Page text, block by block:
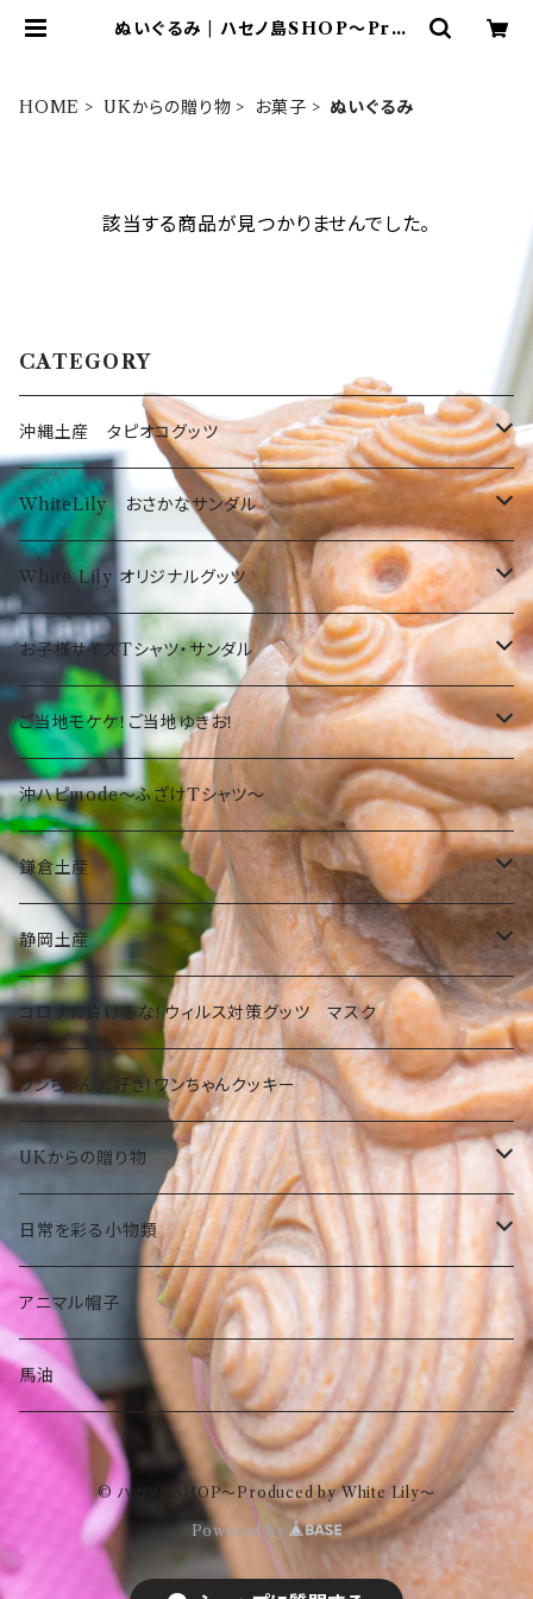
ぬいぐるみ | ハセノ島SHOP～Prod
HOME UKからの贈り物 お菓子 ぬいぐるみ
該当する商品が見つかりませんでした。
CATEGORY
沖縄土産 タピオコグッツ
沖縄限定Tシャツ
弊社オリジナルTシャツ
オリオンTシャツ
沖縄限定Tシャツ
お菓子・食品
お菓子
食品・飲料
沖縄の守り神！シーサー☆
沖縄限定☆ゆきお
沖縄限定小物類
タオル
カバン
その他
琉球ガラス
オリオンビールグッツ
Tシャツ
タオル
カバン
その他
WhiteLily おさかなサンダル
お魚サンダル
White Lily オリジナルグッツ
Tシャツ
沖縄
鎌倉
ふざけTシャツ
その他
小物
お子様サイズTシャツ・サンダル
サンダル
Tシャツ
ご当地モケケ！ご当地ゆきお！
東京
神奈川
静岡
部活
期間限定
沖縄限定 ゆきお
部活ゆきお
お守りゆきお
水族館もけけ
沖ハピmode～ふざけTシャツ～
鎌倉土産
お菓子・食品
洋菓子
和菓子
その他食品
Tシャツ
大仏グッツ
静岡土産
お菓子・食品
洋菓子
和菓子
プリザーブドフラワー
名画、絵画アート小物
傘
トートバック
ストール
眼鏡ケース
エコクーラーバック
コロナに負けるな！ウィルス対策グッツ マスク
ワンちゃん大好き！ワンちゃんクッキー
UKからの贈り物
お菓子
食品
ぬいぐるみ
ピーターラビット
タオル
名画、絵画小物
トートバック
ストール
日常を彩る小物類
マグネット
フラワーベース（花瓶）
スキンケア
ハンドクリーム
アニマル帽子
馬油
© ハセノ島SHOP～Produced by White Lily～
Powered by